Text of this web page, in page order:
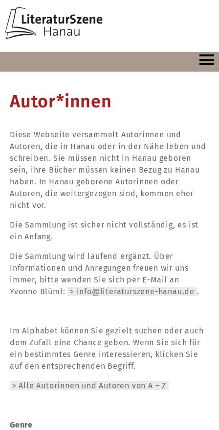
Autor*innen
Diese Webseite versammelt Autorinnen und
Autoren, die in Hanau oder in der Nähe leben und
schreiben. Sie müssen nicht in Hanau geboren
sein, ihre Bücher müssen keinen Bezug zu Hanau
haben. In Hanau geborene Autorinnen oder
Autoren, die weitergezogen sind, kommen eher
nicht vor.
Die Sammlung ist sicher nicht vollständig, es ist
ein Anfang.
Die Sammlung wird laufend ergänzt. Über
Informationen und Anregungen freuen wir uns
immer, bitte wenden Sie sich per E-Mail an
Yvonne Blüml:
info@literaturszene-hanau.de .
Im Alphabet können Sie gezielt suchen oder auch
dem Zufall eine Chance geben. Wenn Sie sich für
ein bestimmtes Genre interessieren, klicken Sie
auf den entsprechenden Begriff.
Alle Autorinnen und Autoren von A – Z
Genre